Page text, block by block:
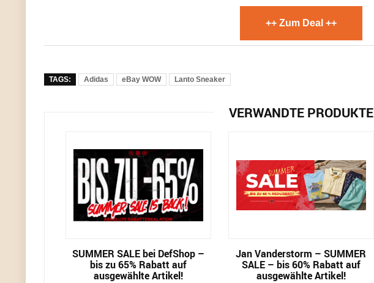
++ Zum Deal ++
TAGS: Adidas eBay WOW Lanto Sneaker
VERWANDTE PRODUKTE
SUMMER SALE bei DefShop –
bis zu 65% Rabatt auf
ausgewählte Artikel!
Jan Vanderstorm – SUMMER
SALE – bis 60% Rabatt auf
ausgewählte Artikel!